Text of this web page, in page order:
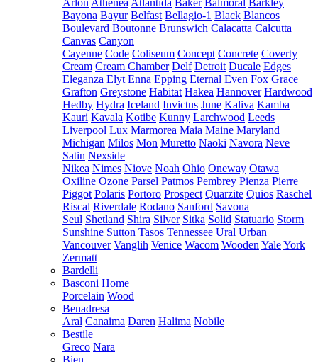
Arlon Athenea Atlantida Baker Balmoral Barkley
Bayona Bayur Belfast Bellagio-1 Black Blancos
Boulevard Boutonne Brunswich Calacatta Calcutta
Canvas Canyon
Cayenne Code Coliseum Concept Concrete Coverty
Cream Cream Chamber Delf Detroit Ducale Edges
Eleganza Elyt Enna Epping Eternal Even Fox Grace
Grafton Greystone Habitat Hakea Hannover Hardwood
Hedby Hydra Iceland Invictus June Kaliva Kamba
Kauri Kavala Kotibe Kunny Larchwood Leeds
Liverpool Lux Marmorea Maia Maine Maryland
Michigan Milos Mon Muretto Naoki Navora Neve
Satin Nexside
Nikea Nimes Niove Noah Ohio Oneway Otawa
Oxiline Ozone Parsel Patmos Pembrey Pienza Pierre
Piggot Polaris Portoro Prospect Quarzite Quios Raschel
Riscal Riverdale Rodano Sanford Savona
Seul Shetland Shira Silver Sitka Solid Statuario Storm
Sunshine Sutton Tasos Tennessee Ural Urban
Vancouver Vanglih Venice Wacom Wooden YaleYork
Zermatt
Bardelli
Basconi Home
Porcelain Wood
Benadresa
Aral Canaima Daren Halima Nobile
Bestile
Greco Nara